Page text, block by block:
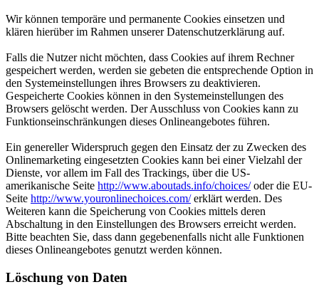
Wir können temporäre und permanente Cookies einsetzen und
klären hierüber im Rahmen unserer Datenschutzerklärung auf.
Falls die Nutzer nicht möchten, dass Cookies auf ihrem Rechner
gespeichert werden, werden sie gebeten die entsprechende Option in
den Systemeinstellungen ihres Browsers zu deaktivieren.
Gespeicherte Cookies können in den Systemeinstellungen des
Browsers gelöscht werden. Der Ausschluss von Cookies kann zu
Funktionseinschränkungen dieses Onlineangebotes führen.
Ein genereller Widerspruch gegen den Einsatz der zu Zwecken des
Onlinemarketing eingesetzten Cookies kann bei einer Vielzahl der
Dienste, vor allem im Fall des Trackings, über die US-
amerikanische Seite http://www.aboutads.info/choices/oder die EU-
Seite http://www.youronlinechoices.com/erklärt werden. Des
Weiteren kann die Speicherung von Cookies mittels deren
Abschaltung in den Einstellungen des Browsers erreicht werden.
Bitte beachten Sie, dass dann gegebenenfalls nicht alle Funktionen
dieses Onlineangebotes genutzt werden können.
Löschung von Daten